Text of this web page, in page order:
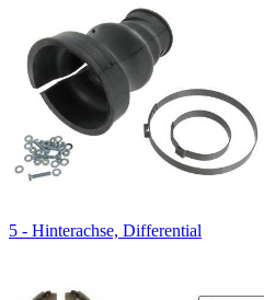
5 - Hinterachse, Differential